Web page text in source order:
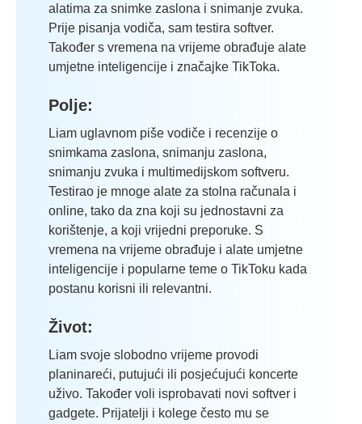
alatima za snimke zaslona i snimanje zvuka.
Prije pisanja vodiča, sam testira softver.
Također s vremena na vrijeme obrađuje alate
umjetne inteligencije i značajke TikToka.
Polje:
Liam uglavnom piše vodiče i recenzije o
snimkama zaslona, snimanju zaslona,
snimanju zvuka i multimedijskom softveru.
Testirao je mnoge alate za stolna računala i
online, tako da zna koji su jednostavni za
korištenje, a koji vrijedni preporuke. S
vremena na vrijeme obrađuje i alate umjetne
inteligencije i popularne teme o TikToku kada
postanu korisni ili relevantni.
Život:
Liam svoje slobodno vrijeme provodi
planinareći, putujući ili posjećujući koncerte
uživo. Također voli isprobavati novi softver i
gadgete. Prijatelji i kolege često mu se